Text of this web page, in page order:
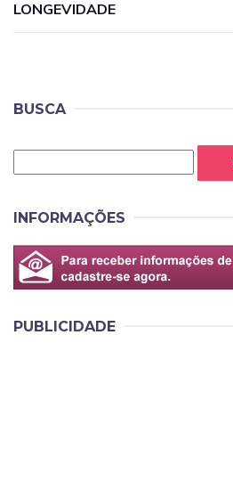
LONGEVIDADE
BUSCA
INFORMAÇÕES
PUBLICIDADE